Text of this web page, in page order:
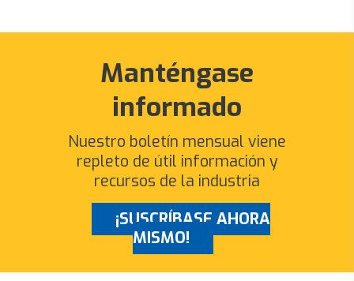
Manténgase
informado
Nuestro boletín mensual viene
repleto de útil información y
recursos de la industria
¡SUSCRÍBASE AHORA
MISMO!